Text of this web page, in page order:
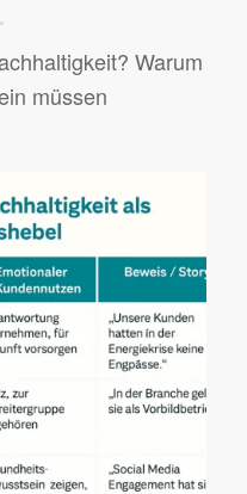
Warum
müssen